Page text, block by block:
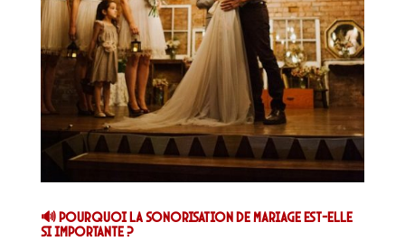
🔊 Pourquoi la sonorisation de mariage est-elle
si importante ?